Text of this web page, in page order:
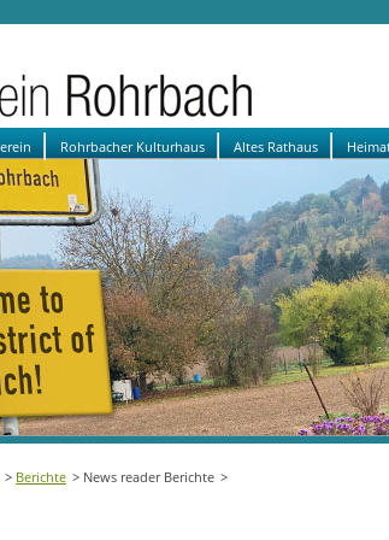
Rohrbacher Kulturhaus Altes Rathaus
Berichte News reader Berichte